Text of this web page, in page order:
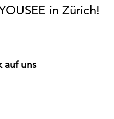
in Zürich!
auf uns